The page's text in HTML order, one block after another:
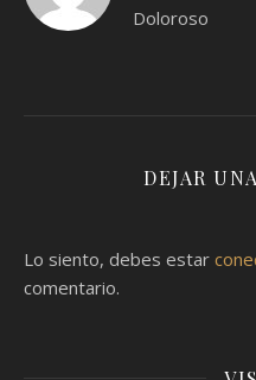
Doloroso
DEJAR
Lo siento, debes estar
comentario.